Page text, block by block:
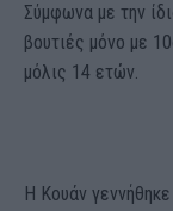
Σύμφωνα με την
βουτιές μόνο με
μόλις 14 ετών.
Η Κουάν